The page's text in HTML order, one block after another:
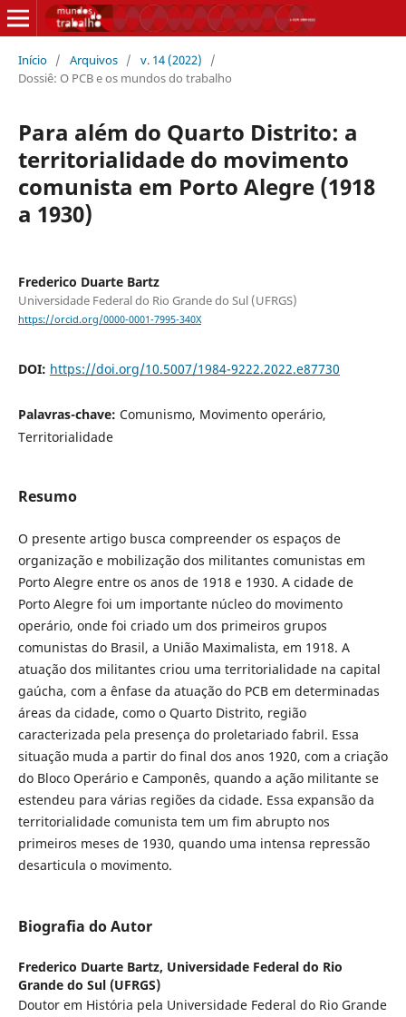
Início / Arquivos / v. 14 (2022)
/
Dossiê: O PCB e os mundos do trabalho
Para além do Quarto Distrito: a
territorialidade do movimento
comunista em Porto Alegre (1918
a 1930)
Frederico Duarte Bartz
Universidade Federal do Rio Grande do Sul (UFRGS)
https://orcid.org/0000-0001-7995-340X
DOI: https://doi.org/10.5007/1984-9222.2022.e87730
Palavras-chave: Comunismo, Movimento operário,
Territorialidade
Resumo
O presente artigo busca compreender os espaços de
organização e mobilização dos militantes comunistas em
Porto Alegre entre os anos de 1918 e 1930. A cidade de
Porto Alegre foi um importante núcleo do movimento
operário, onde foi criado um dos primeiros grupos
comunistas do Brasil, a União Maximalista, em 1918. A
atuação dos militantes criou uma territorialidade na capital
gaúcha, com a ênfase da atuação do PCB em determinadas
áreas da cidade, como o Quarto Distrito, região
caracterizada pela presença do proletariado fabril. Essa
situação muda a partir do final dos anos 1920, com a criação
do Bloco Operário e Camponês, quando a ação militante se
estendeu para várias regiões da cidade. Essa expansão da
territorialidade comunista tem um fim abrupto nos
primeiros meses de 1930, quando uma intensa repressão
desarticula o movimento.
Biografia do Autor
Frederico Duarte Bartz, Universidade Federal do Rio
Grande do Sul (UFRGS)
Doutor em História pela Universidade Federal do Rio Grande